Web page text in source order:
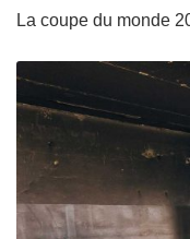
La coupe du monde